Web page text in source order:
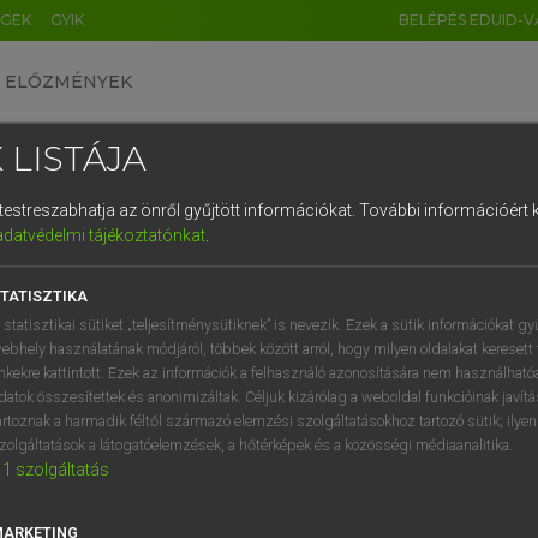
GYIK BELÉPÉS EDUID-
ELŐZMÉNYEK
egyetemes nagyszótár
VAN ELŐFIZETÉSED?
megtekintéséhez.
LISTÁJA
az önről gyűjtött információkat. További információért
tájékoztatónkat.
statisztikai sütiket „teljesítménysütiknek” is nevezik. Ezek a sütik információkat
használatának módjáról, többek között arról, hogy milyen oldalakat keresett
kattintott. Ezek az információk a felhasználó azonosítására nem
összesítettek és anonimizáltak. Céljuk kizárólag a weboldal funkcióinak
a harmadik féltől származó elemzési szolgáltatásokhoz tartozó sütik;
a látogatóelemzések, a hőtérképek és a közösségi médiaanalitika.
1 szolgáltatás
DE CN FR ES IT NL
1 2 3 4 5 6 7 8 9
q w e r t z u i
a s d f g h j k l é
í y x c v b n m , .